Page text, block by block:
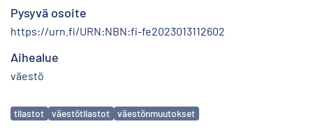
Pysyvä osoite
https://urn.fi/URN:NBN:fi-fe2023013112602
Aihealue
väestö
Avainsanat
tilastot väestötilastot väestönmuutokset